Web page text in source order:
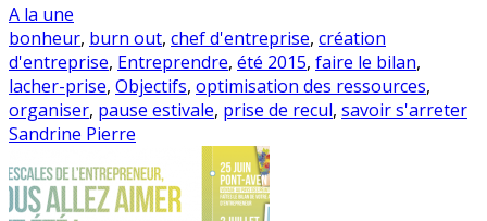
A la une
bonheur, burn out, chef d'entreprise, création
d'entreprise, Entreprendre, été 2015, faire le bilan,
lacher-prise, Objectifs, optimisation des ressources,
organiser, pause estivale, prise de recul, savoir s'arreter
Sandrine Pierre